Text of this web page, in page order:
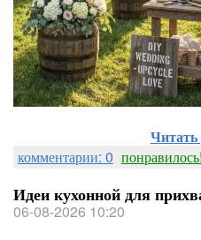
Читать
комментарии: 0 понравилось!
Идеи кухонной для
06-08-2026 10:20